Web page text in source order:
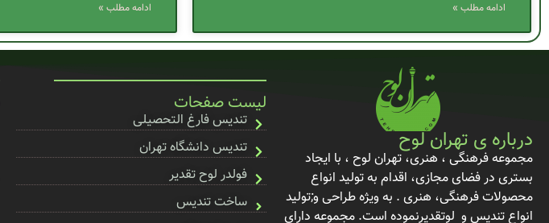
ادامه مطلب » ادامه مطلب »
درباره ی تهران لوح
مجموعه فرهنگی ، هنری، تهران لوح ، با ایجاد
بستری در فضای مجازی، اقدام به تولید انواع
محصولات فرهنگی، هنری . به ویژه طراحی و;تولید
انواع تندیس و لوتقدیرنموده است. مجموعه دارای
لیست صفحات
تندیس فارغ التحصیلی
تندیس دانشگاه تهران
فولدر لوح تقدیر
ساخت تندیس